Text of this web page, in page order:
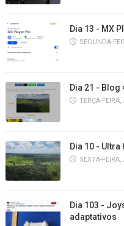
Dia 13 - MX
SEGUNDA-
Dia 21 - Blog
TERÇA-
Dia 10 - Ultra
SEXTA-
Dia 103 -
adaptativos